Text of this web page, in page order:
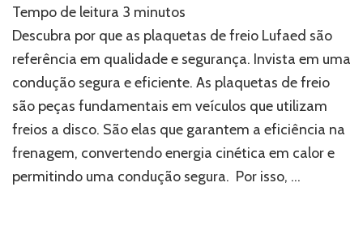
de
plaquetas
de
freio:
conte
com
a
qualidade
da
Lufaed
Tempo de leitura 3 minutos
Descubra por que as plaquetas de freio Lufaed são
referência em qualidade e segurança. Invista em uma
condução segura e eficiente. As plaquetas de freio
são peças fundamentais em veículos que utilizam
freios a disco. São elas que garantem a eficiência na
frenagem, convertendo energia cinética em calor e
permitindo uma condução segura. Por isso, …